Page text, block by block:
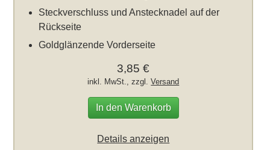
Steckverschluss und Anstecknadel auf der
Rückseite
Goldglänzende Vorderseite
3,85 €
inkl. MwSt., zzgl.Versand
In den Warenkorb
Details anzeigen